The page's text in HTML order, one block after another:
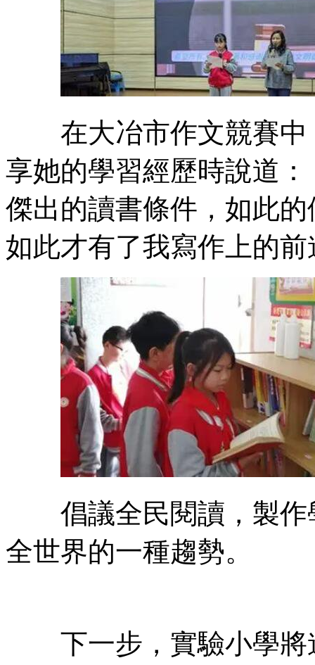
在大冶市作文競賽中
享她的學習經歷時說道
傑出的讀書條件，如此
如此才有了我寫作上的前
倡議全民閱讀，製作
全世界的一種趨勢。
下一步，實驗小學將